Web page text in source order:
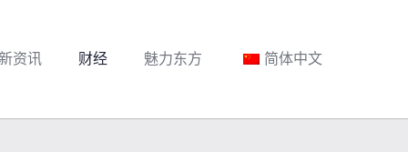
资讯 财经 魅力东方 简体中文